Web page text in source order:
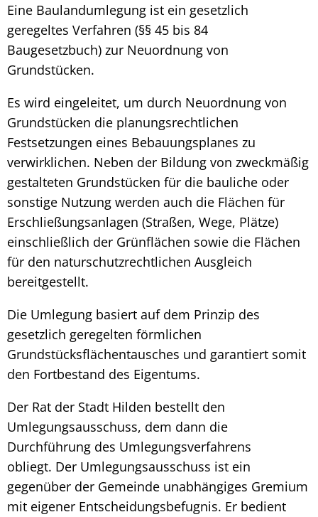
Eine Baulandumlegung ist ein gesetzlich
geregeltes Verfahren (§§ 45 bis 84
Baugesetzbuch) zur Neuordnung von
Grundstücken.
Es wird eingeleitet, um durch Neuordnung von
Grundstücken die planungsrechtlichen
Festsetzungen eines Bebauungsplanes zu
verwirklichen. Neben der Bildung von zweckmäßig
gestalteten Grundstücken für die bauliche oder
sonstige Nutzung werden auch die Flächen für
Erschließungsanlagen (Straßen, Wege, Plätze)
einschließlich der Grünflächen sowie die Flächen
für den naturschutzrechtlichen Ausgleich
bereitgestellt.
Die Umlegung basiert auf dem Prinzip des
gesetzlich geregelten förmlichen
Grundstücksflächentausches und garantiert somit
den Fortbestand des Eigentums.
Der Rat der Stadt Hilden bestellt den
Umlegungsausschuss, dem dann die
Durchführung des Umlegungsverfahrens
obliegt. Der Umlegungsausschuss ist ein
gegenüber der Gemeinde unabhängiges Gremium
mit eigener Entscheidungsbefugnis. Er bedient